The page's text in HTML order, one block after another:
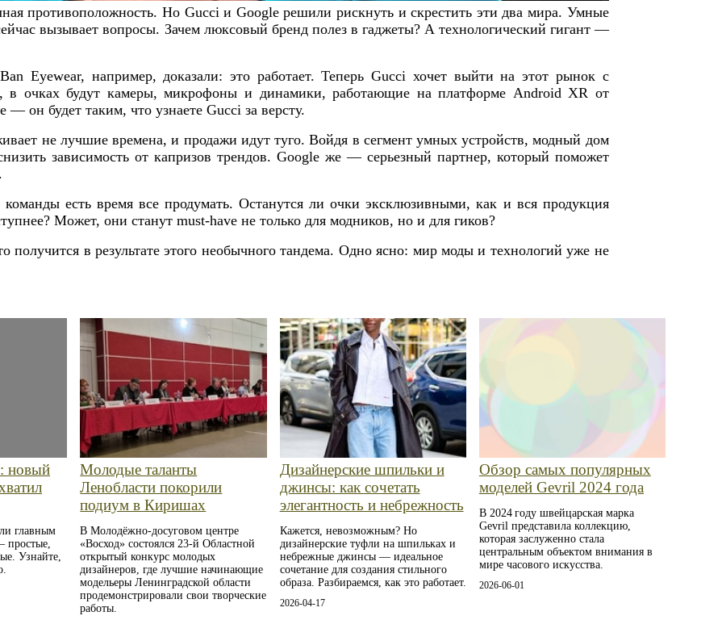
противоположность. Но Gucci и Google решили рискнуть и скрестить эти два мира. Умные
вызывает вопросы. Зачем люксовый бренд полез в гаджеты? А технологический гигант —
Eyewear, например, доказали: это работает. Теперь Gucci хочет выйти на этот рынок с
в очках будут камеры, микрофоны и динамики, работающие на платформе Android XR от
— он будет таким, что узнаете Gucci за версту.
не лучшие времена, и продажи идут туго. Войдя в сегмент умных устройств, модный дом
зависимость от капризов трендов. Google же — серьезный партнер, который поможет
есть время все продумать. Останутся ли очки эксклюзивными, как и вся продукция
Может, они станут must-have не только для модников, но и для гиков?
получится в результате этого необычного тандема. Одно ясно: мир моды и технологий уже не
новый
главным
простые,
Узнайте,
Молодые таланты
Ленобласти покорили
подиум в Киришах
В Молодёжно-досуговом центре
«Восход» состоялся 23-й Областной
открытый конкурс молодых
дизайнеров, где лучшие начинающие
модельеры Ленинградской области
продемонстрировали свои творческие
работы.
Дизайнерские шпильки и
джинсы: как сочетать
элегантность и небрежность
Кажется, невозможным? Но
дизайнерские туфли на шпильках и
небрежные джинсы — идеальное
сочетание для создания стильного
образа. Разбираемся, как это работает.
2026-04-17
Обзор самых популярных
моделей Gevril 2024 года
В 2024 году швейцарская марка
Gevril представила коллекцию,
которая заслуженно стала
центральным объектом внимания в
мире часового искусства.
2026-06-01